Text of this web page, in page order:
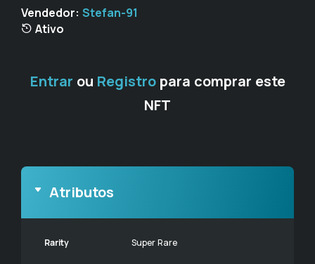
Vendedor: Stefan-91
Ativo
Entrar ou Registropara comprar este
NFT
Atributos
Rarity Super Rare